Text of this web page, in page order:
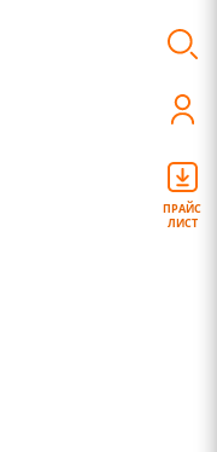
ПРАЙС
ЛИСТ